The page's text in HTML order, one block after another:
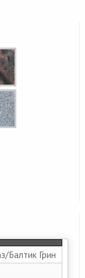
Балтик Грин